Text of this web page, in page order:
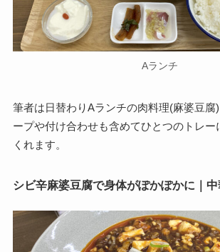
Aランチ
筆者は日替わりAランチの肉料理(麻婆豆腐
ープや付け合わせも含めてひとつのトレー
くれます。
シビ辛麻婆豆腐で身体がぽかぽかに｜